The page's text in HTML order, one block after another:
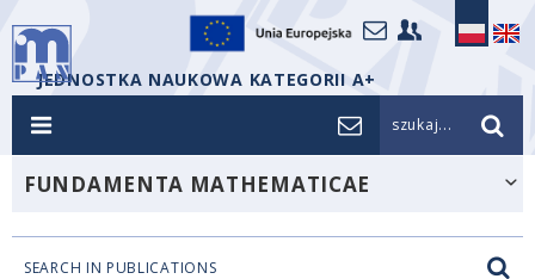
JEDNOSTKA NAUKOWA KATEGORII A+
szukaj...
FUNDAMENTA MATHEMATICAE
SEARCH IN PUBLICATIONS